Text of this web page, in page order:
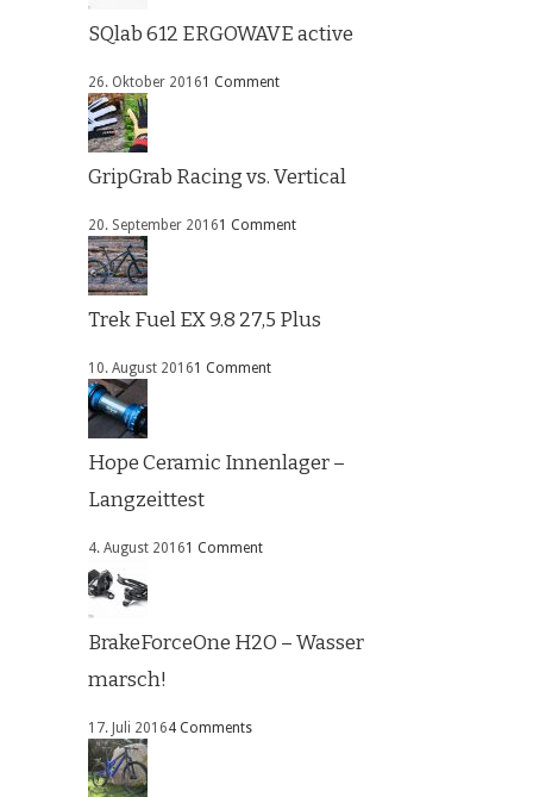
SQlab 612 ERGOWAVE active
26. Oktober 20161 Comment
GripGrab Racing vs. Vertical
20. September 20161 Comment
Trek Fuel EX 9.8 27,5 Plus
10. August 20161 Comment
Hope Ceramic Innenlager –
Langzeittest
4. August 20161 Comment
BrakeForceOne H2O – Wasser
marsch!
17. Juli 20164 Comments